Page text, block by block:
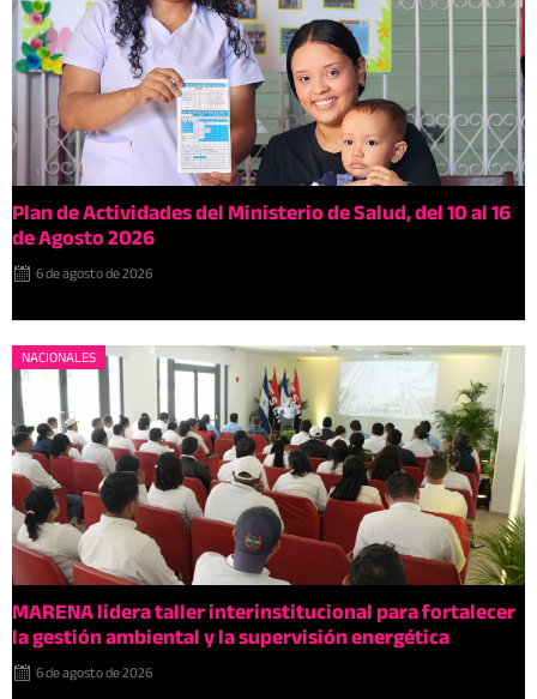
Plan de Actividades del Ministerio de Salud, del 10 al 16
de Agosto 2026
6 de agosto de 2026
NACIONALES
MARENA lidera taller interinstitucional para fortalecer
la gestión ambiental y la supervisión energética
6 de agosto de 2026